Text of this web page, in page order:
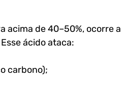
acima de 40–50%, ocorre a
ácido ataca:
carbono);